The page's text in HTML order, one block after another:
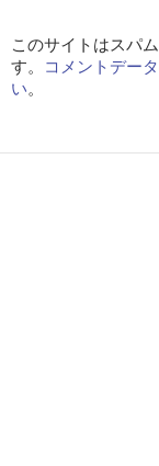
このサイトはスパ
す。
コメントデー
い。